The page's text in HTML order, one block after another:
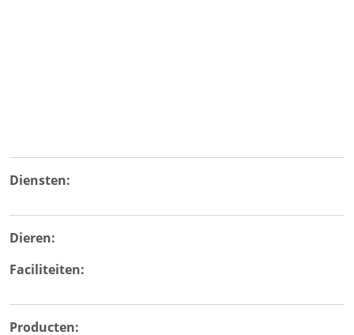
Diensten:
Dieren:
Faciliteiten:
Producten: